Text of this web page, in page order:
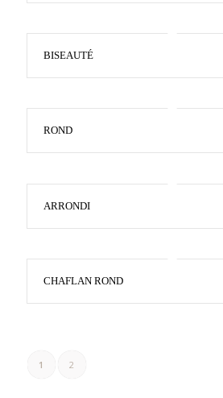
BISEAUTÉ
ROND
ARRONDI
CHAFLAN ROND
1 2